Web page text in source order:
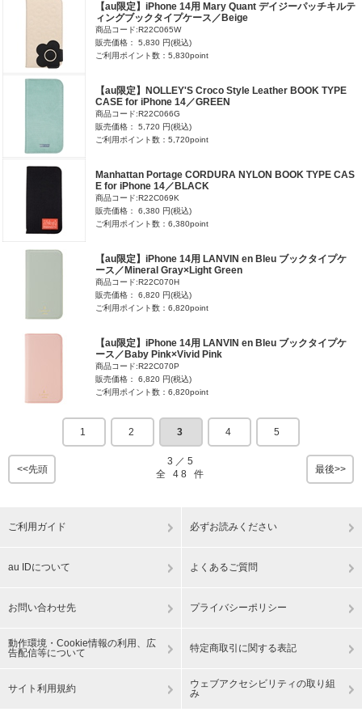
【au限定】iPhone 14用 Mary Quant デイジーパッチキルテ
ィングブックタイプケース／Beige
商品コード:R22C065W
販売価格： 5,830 円(税込)
ご利用ポイント数：5,830point
【au限定】NOLLEY'S Croco Style Leather BOOK TYPE
CASE for iPhone 14／GREEN
商品コード:R22C066G
販売価格： 5,720 円(税込)
ご利用ポイント数：5,720point
Manhattan Portage CORDURA NYLON BOOK TYPE CAS
E for iPhone 14／BLACK
商品コード:R22C069K
販売価格： 6,380 円(税込)
ご利用ポイント数：6,380point
【au限定】iPhone 14用 LANVIN en Bleu ブックタイプケ
ース／Mineral Gray×Light Green
商品コード:R22C070H
販売価格： 6,820 円(税込)
ご利用ポイント数：6,820point
【au限定】iPhone 14用 LANVIN en Bleu ブックタイプケ
ース／Baby Pink×Vivid Pink
商品コード:R22C070P
販売価格： 6,820 円(税込)
ご利用ポイント数：6,820point
1 2 3 4 5
<<先頭 最後>>
3 ／ 5
全 48 件
ご利用ガイド 必ずお読みください
au IDについて よくあるご質問
お問い合わせ先 プライバシーポリシー
動作環境・Cookie情報の利用、広
告配信等について
特定商取引に関する表記
サイト利用規約
ウェブアクセシビリティの取り組
み